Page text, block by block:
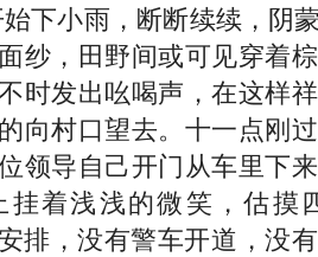
下小雨，断断续续，阴
纱，田野间或可见穿着
时发出吆喝声，在这样
向村口望去。十一点刚
领导自己开门从车里下
挂着浅浅的微笑，估摸
，没有警车开道，没